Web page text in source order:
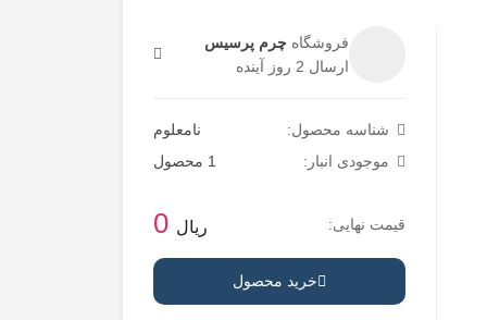
فروشگاه چرم پرسیس
ارسال 2 روز آینده
شناسه محصول:
نامعلوم
موجودی انبار:
1 محصول
قیمت نهایی: 0 ریال
خرید محصول